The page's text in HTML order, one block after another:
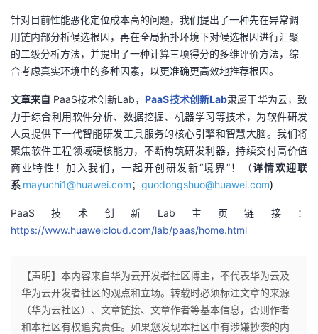
针对目前性能恶化定位成本高的问题，我们提出了一种先在异常调
用链内部分析候选根因，再在全局拓扑环境下对候选根因进行汇聚
的二级分析方法，并提出了一种计算三项得分的多维评价方法，综
合考虑真实环境中的多种因素，以更准确更高效地推荐根因。
文章来自 PaaS技术创新Lab，PaaS技术创新Lab隶属于华为云，致
力于综合利用软件分析、数据挖掘、机器学习等技术，为软件研发
人员提供下一代智能研发工具服务的核心引擎和智慧大脑。我们将
聚焦软件工程领域硬核能力，不断构筑研发利器，持续交付高价值
商业特性！加入我们，一起开创研发新“境界”！（详情欢迎联
系 mayuchi1@huawei.com； guodongshuo@huawei.com)
PaaS技术创新Lab 主页链接：
https://www.huaweicloud.com/lab/paas/home.html
【声明】本内容来自华为云开发者社区博主，不代表华为云及
华为云开发者社区的观点和立场。转载时必须标注文章的来源
（华为云社区）、文章链接、文章作者等基本信息，否则作者
和本社区有权追究责任。如果您发现本社区中有涉嫌抄袭的内